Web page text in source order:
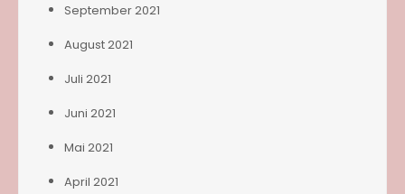
September 2021
August 2021
Juli 2021
Juni 2021
Mai 2021
April 2021